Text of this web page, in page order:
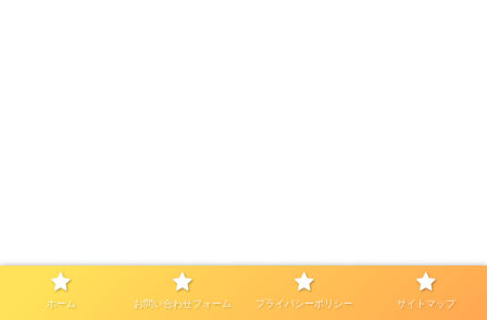
ホーム お問い合わせフォーム プライバシーポリシー サイトマップ